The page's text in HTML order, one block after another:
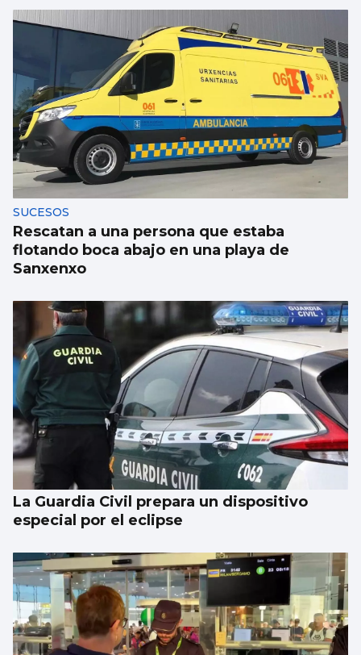
A Guarda y Tomiño ofrecen enclaves
únicos para el eclipse
SUCESOS
Rescatan a una persona que estaba
flotando boca abajo en una playa de
Sanxenxo
La Guardia Civil prepara un dispositivo
especial por el eclipse